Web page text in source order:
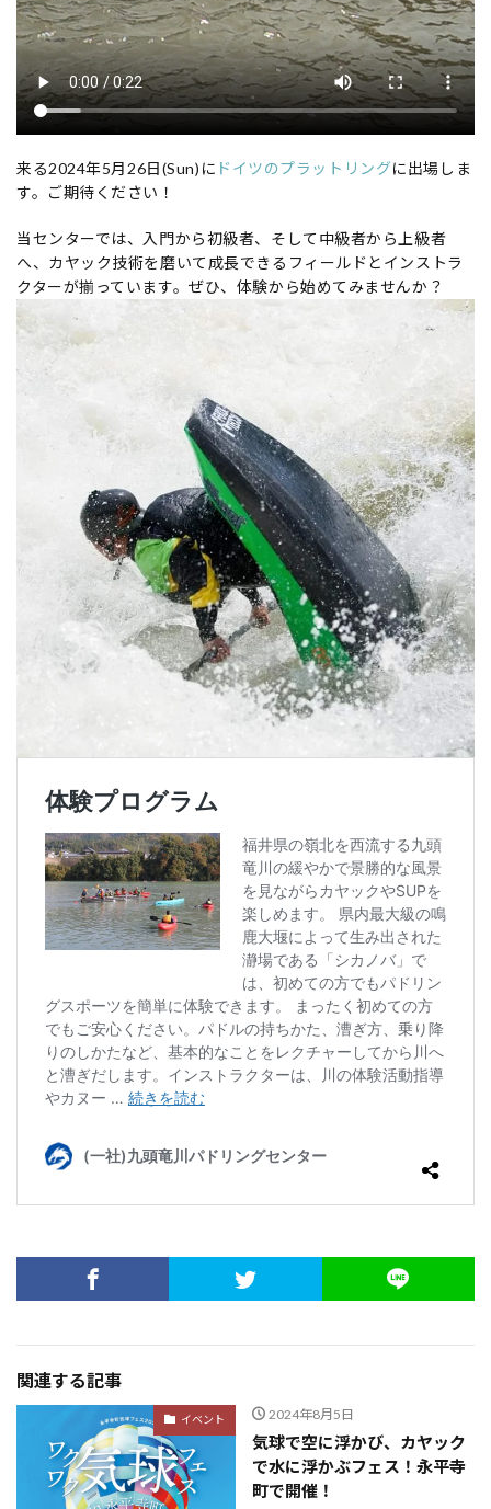
来る2024年5月26日(Sun)に ドイツのプラットリングに出場しま
す。ご期待ください！
当センターでは、入門から初級者、そして中級者から上級者
へ、カヤック技術を磨いて成長できるフィールドとインストラ
クターが揃っています。ぜひ、体験から始めてみませんか？
関連する記事
イベント 2024年8月5日
気球で空に浮かび、カヤック
で水に浮かぶフェス！永平寺
町で開催！